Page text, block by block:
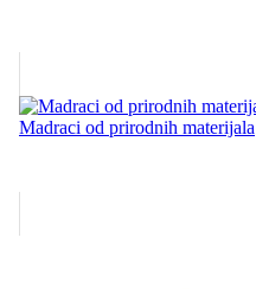
Madraci od prirodnih materijala